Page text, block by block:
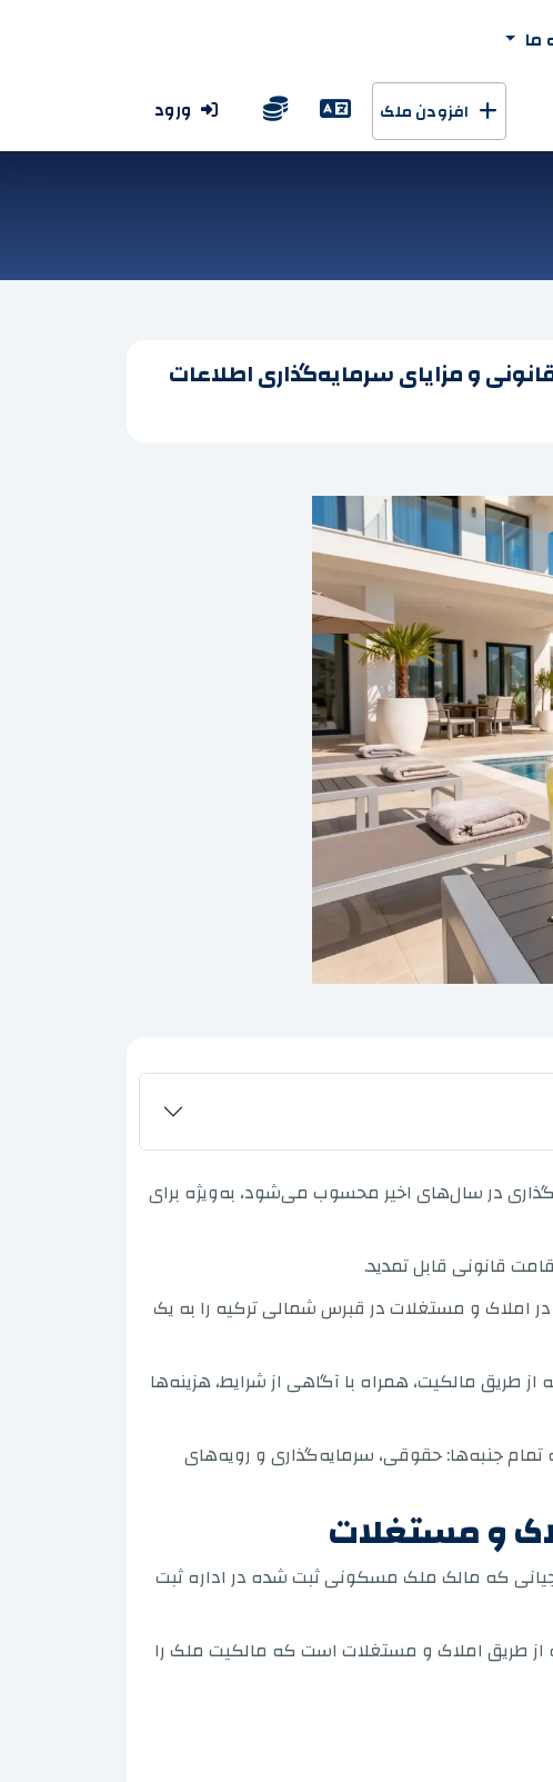
ما
افزودن ملک ورود
و مزایای سرمایه‌گذاری اطلاعات
در سال‌های اخیر محسوب می‌شود، به‌ویژه برای
قانونی قابل تمدید.
املاک و مستغلات در قبرس شمالی ترکیه را به یک
طریق مالکیت، همراه با آگاهی از شرایط، هزینه‌ها
راهنمای جامع ارائه خواهیم داد که تمام جنبه‌ها: حقوقی، سرمایه‌گذاری و رویه‌های
و مستغلات
که مالک ملک مسکونی ثبت شده در اداره ثبت
طریق املاک و مستغلات است که مالکیت ملک را